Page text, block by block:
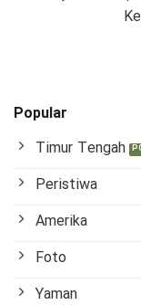
Popular
Timur Tengah
Peristiwa
Amerika
Foto
Yaman